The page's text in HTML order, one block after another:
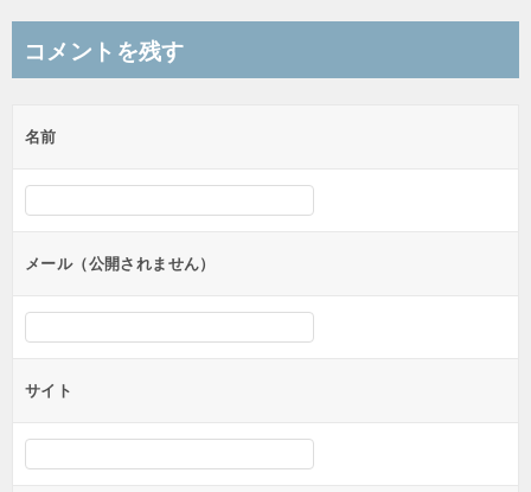
ビ
ー
シ
ン
コメントを残す
名前
メール（公開されません）
サイト